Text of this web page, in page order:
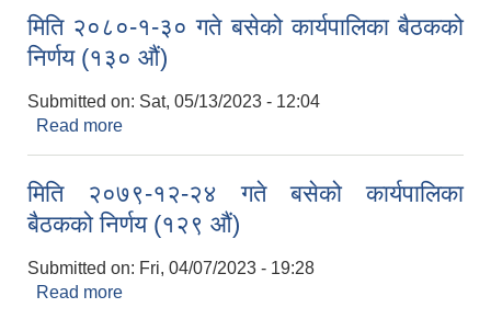
मिति २०८०-१-३० गते बसेको कार्यपालिका बैठकको
निर्णय (१३० औं)
Submitted on: Sat, 05/13/2023 - 12:04
Read more
मिति २०७९-१२-२४ गते बसेको कार्यपालिका
बैठकको निर्णय (१२९ औं)
Submitted on: Fri, 04/07/2023 - 19:28
Read more